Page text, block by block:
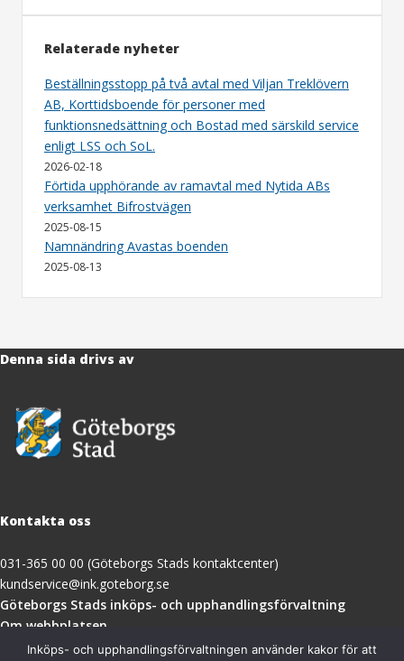
Relaterade nyheter
Beställningsstopp på två avtal med Viljan Treklövern
AB, Korttidsboende för personer med
funktionsnedsättning och Bostad med särskild service
enligt LSS och SoL.
2026-02-18
Förtida upphörande av ramavtal med Nytida ABs
verksamhet Bifrostvägen
2025-08-15
Namnändring Avastas boenden
2025-08-13
Denna sida drivs av
Kontakta oss
031-365 00 00 (Göteborgs Stads kontaktcenter)
kundservice@ink.goteborg.se
Göteborgs Stads inköps- och upphandlingsförvaltning(öppnas
nytt
Om webbplatsen
Tillgänglighetsredogörelse
Inköps- och upphandlingsförvaltningen använder kakor för att